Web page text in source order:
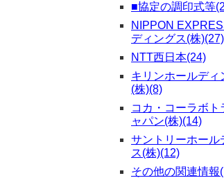
■協定の調印式等
NIPPON
ディングス(株)(27)
NTT西日本(24)
キリンホールディ
(株)(8)
コカ・コーラボト
ャパン(株)(14)
サントリーホール
ス(株)(12)
その他の関連情報